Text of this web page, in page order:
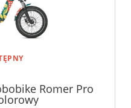
Romer Pro